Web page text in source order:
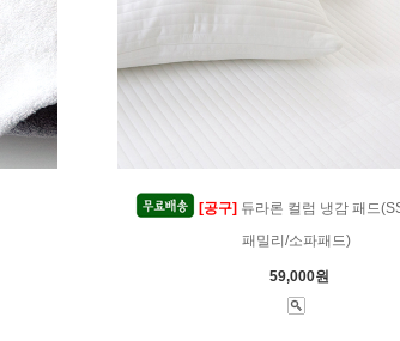
[공구]듀라론 컬럼 냉감 패드
패밀리/소파패드)
59,000원